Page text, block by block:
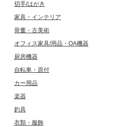
切手/はがき
家具・インテリア
骨董・古美術
オフィス家具/用品・OA機器
厨房機器
自転車・原付
カー用品
楽器
釣具
衣類・服飾